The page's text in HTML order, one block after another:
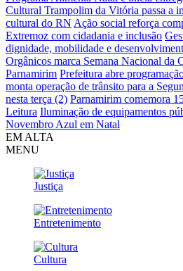
Cultural Trampolim da Vitória passa a
cultural do RN Ação social reforça
Extremoz com cidadania e inclusão
dignidade, mobilidade e
Orgânicos marca Semana Nacional da
Parnamirim Prefeitura abre
monta operação de trânsito para a
nesta terça (2) Parnamirim comemora
Leitura Iluminação de equipamentos
Novembro Azul em Natal
EM ALTA
MENU
Justiça
Entretenimento
Cultura